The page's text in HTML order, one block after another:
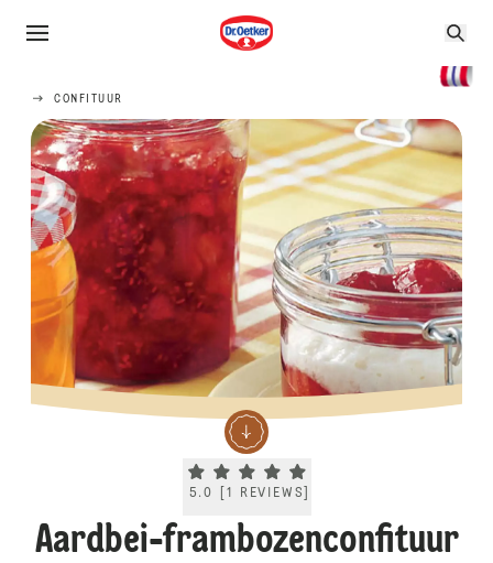
CONFITUUR
Current rating 5.0. Click to rate.
5.0 [1 REVIEWS
Aardbei-frambozenconfituur